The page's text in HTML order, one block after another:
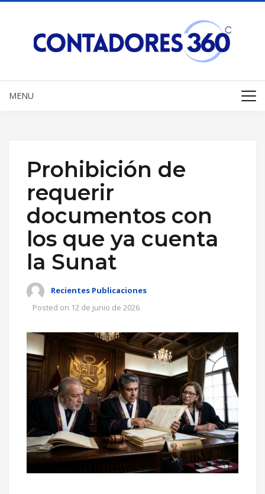
MENU
Prohibición de
requerir
documentos con
los que ya cuenta
la Sunat
Recientes Publicaciones
Posted on 12 de junio de 2026